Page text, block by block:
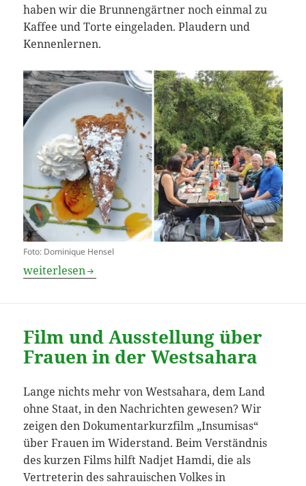
haben wir die Brunnengärtner noch einmal zu
Kaffee und Torte eingeladen. Plaudern und
Kennenlernen.
Foto: Dominique Hensel
Einfach Kuchen im Garten
weiterlesen
Film und Ausstellung über
Frauen in der Westsahara
Lange nichts mehr von Westsahara, dem Land
ohne Staat, in den Nachrichten gewesen? Wir
zeigen den Dokumentarkurzfilm „Insumisas“
über Frauen im Widerstand. Beim Verständnis
des kurzen Films hilft Nadjet Hamdi, die als
Vertreterin des sahrauischen Volkes in